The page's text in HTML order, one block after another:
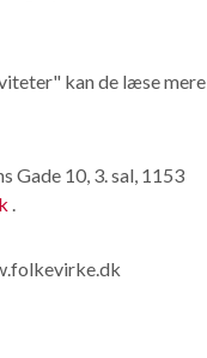
kan de læse mere
Gade 10, 3. sal, 1153
.